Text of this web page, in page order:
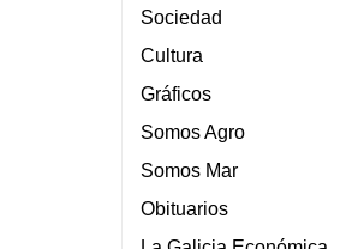
Sociedad
Cultura
Gráficos
Somos Agro
Somos Mar
Obituarios